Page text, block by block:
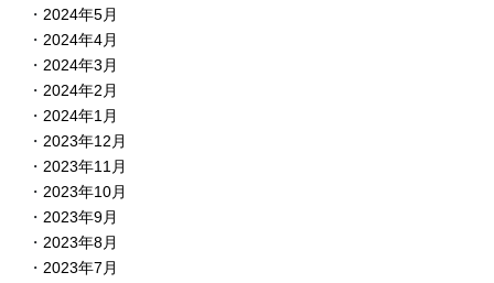
2024年5月
2024年4月
2024年3月
2024年2月
2024年1月
2023年12月
2023年11月
2023年10月
2023年9月
2023年8月
2023年7月